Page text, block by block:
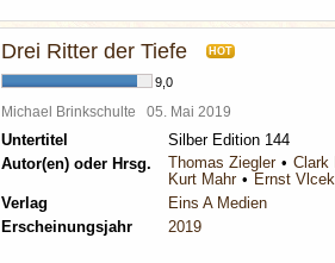
Drei Ritter der Tiefe HOT
9,0
Michael Brinkschulte 05. Mai 2019
Untertitel
Silber Edition 144
Autor(en) oder Hrsg.
Thomas Ziegler Clark
Kurt Mahr
Ernst Vlcek
Verlag
Eins A Medien
Erscheinungsjahr
2019